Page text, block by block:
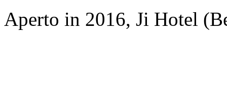
Aperto in 2016, Ji Hotel